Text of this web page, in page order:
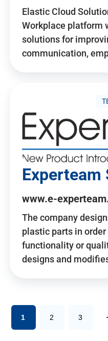
Elastic Cloud
Workplace platform
solutions for
communication,
Experteam
www.e-
The company
plastic parts in
functionality or
designs and
1 2 3